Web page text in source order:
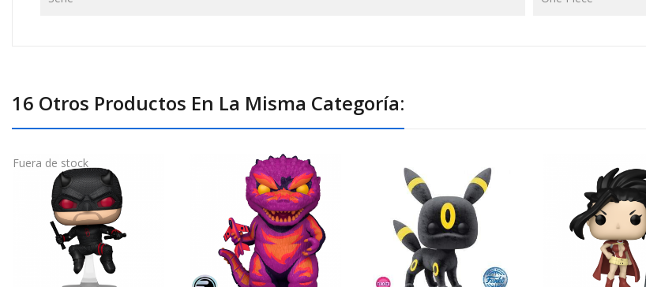
16 Otros Productos En La Misma Categoría:
Fuera de stock